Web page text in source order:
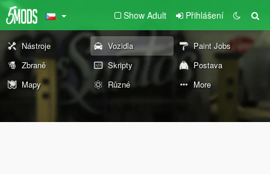
Show Adult Přihlášení
Nástroje Vozidla
Paint Jobs
Zbraně
Skripty
Postava
Mapy
Různé More